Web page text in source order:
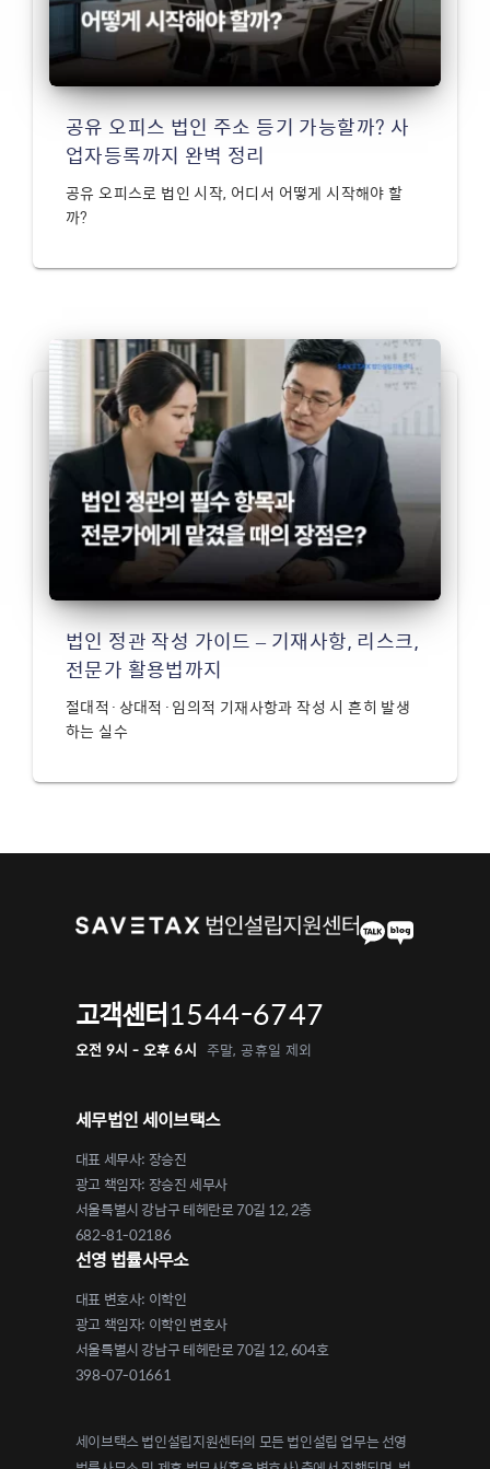
공유 오피스 법인 주소 등기 가능할까? 사
업자등록까지 완벽 정리
공유 오피스로 법인 시작, 어디서 어떻게 시작해야 할
까?
법인 정관 작성 가이드 – 기재사항, 리스크,
전문가 활용법까지
절대적·상대적·임의적 기재사항과 작성 시 흔히 발생
하는 실수
고객센터1544-6747
오전 9시 - 오후 6시 주말, 공휴일 제외
세무법인 세이브택스
대표 세무사: 장승진
광고 책임자: 장승진 세무사
서울특별시 강남구 테헤란로 70길 12, 2층
682-81-02186
선영 법률사무소
대표 변호사: 이학인
광고 책임자: 이학인 변호사
서울특별시 강남구 테헤란로 70길 12, 604호
398-07-01661
세이브택스 법인설립지원센터의 모든 법인설립 업무는 선영